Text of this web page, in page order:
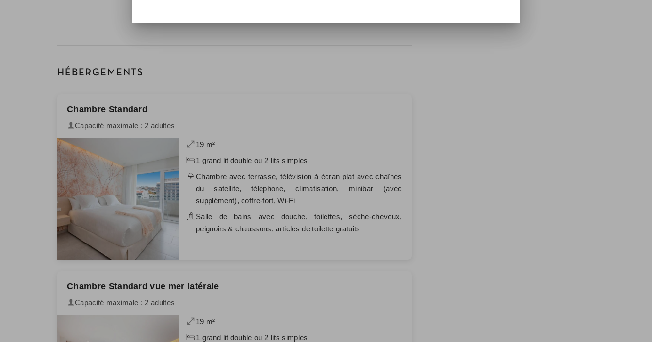
HÉBERGEMENTS
Chambre Standard
Capacité maximale : 2 adultes
19 m²
1 grand lit double ou 2 lits simples
Chambre avec terrasse, télévision à écran plat avec chaînes
du satellite, téléphone, climatisation, minibar (avec
supplément), coffre-fort, Wi-Fi
Salle de bains avec douche, toilettes, sèche-cheveux,
peignoirs & chaussons, articles de toilette gratuits
Chambre Standard vue mer latérale
Capacité maximale : 2 adultes
19 m²
1 grand lit double ou 2 lits simples